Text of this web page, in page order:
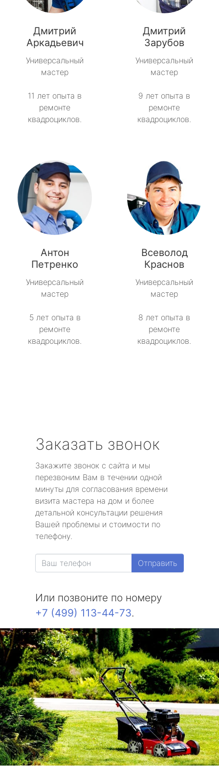
Дмитрий
Аркадьевич
Универсальный
мастер
11 лет опыта в
ремонте
квадроциклов.
Дмитрий
Зарубов
Универсальный
мастер
9 лет опыта в
ремонте
квадроциклов.
Антон
Петренко
Универсальный
мастер
5 лет опыта в
ремонте
квадроциклов.
Всеволод
Краснов
Универсальный
мастер
8 лет опыта в
ремонте
квадроциклов.
Заказать звонок
Закажите звонок с сайта и мы
перезвоним Вам в течении одной
минуты для согласования времени
визита мастера на дом и более
детальной консультации решения
Вашей проблемы и стоимости по
телефону.
Отправить
Или позвоните по номеру
+7 (499) 113-44-73.